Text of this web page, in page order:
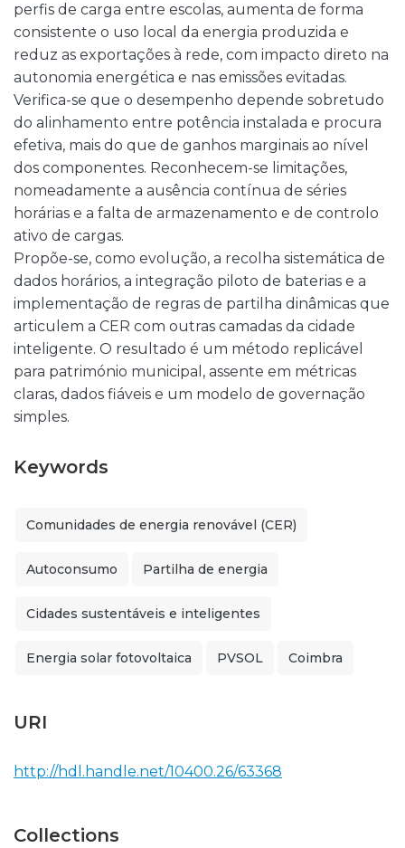
perfis de carga entre escolas, aumenta de forma
consistente o uso local da energia produzida e
reduz as exportações à rede, com impacto direto na
autonomia energética e nas emissões evitadas.
Verifica-se que o desempenho depende sobretudo
do alinhamento entre potência instalada e procura
efetiva, mais do que de ganhos marginais ao nível
dos componentes. Reconhecem-se limitações,
nomeadamente a ausência contínua de séries
horárias e a falta de armazenamento e de controlo
ativo de cargas.
Propõe-se, como evolução, a recolha sistemática de
dados horários, a integração piloto de baterias e a
implementação de regras de partilha dinâmicas que
articulem a CER com outras camadas da cidade
inteligente. O resultado é um método replicável
para património municipal, assente em métricas
claras, dados fiáveis e um modelo de governação
simples.
Keywords
Comunidades de energia renovável (CER)
Autoconsumo Partilha de energia
Cidades sustentáveis e inteligentes
Energia solar fotovoltaica PVSOL Coimbra
URI
http://hdl.handle.net/10400.26/63368
Collections